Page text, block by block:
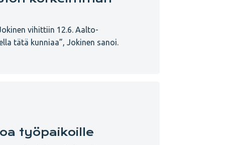
vihittiin 12.6. Aalto-
tätä kunniaa”, Jokinen sanoi.
työpaikoille